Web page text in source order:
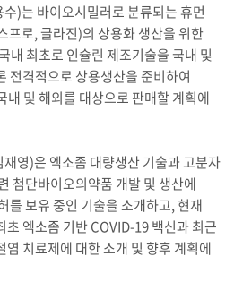
)는 바이오시밀러로 분류되는 휴먼
프로, 글라진)의 상용화 생산을 위한
내 최초로 인슐린 제조기술을 국내 및
전격적으로 상용생산을 준비하여
및 해외를 대상으로 판매할 계획에
영)은 엑소좀 대량생산 기술과 고분자
첨단바이오의약품 개발 및 생산에
를 보유 중인 기술을 소개하고, 현재
초 엑소좀 기반 COVID-19 백신과 최근
치료제에 대한 소개 및 향후 계획에